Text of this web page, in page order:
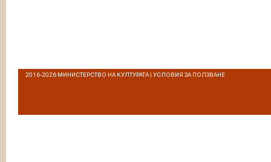
2016-2026 МИНИСТЕРСТВО НА КУЛТУРАТА | УСЛОВИЯ ЗА ПОЛЗВАНЕ